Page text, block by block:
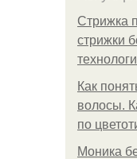
Стрижка
стрижки
Как
волосы.
по
Моника